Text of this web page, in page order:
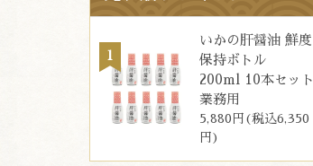
いかの肝醤油 鮮度
保持ボトル
200ml 10本セット
業務用
5,880円(税込6,350
円)